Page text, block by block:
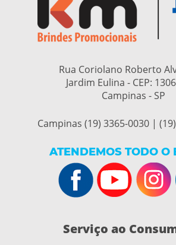
Rua Coriolano Roberto
Jardim Eulina - CEP:
Campinas - SP
Campinas (19) 3365-0030 |
ATENDEMOS TODO O
Serviço ao